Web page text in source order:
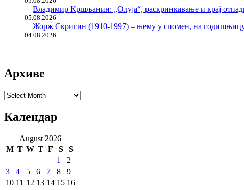
Владимир Кршљанин: „Олуја“, раскринкавање и крај
05.08.2026
Жорж Скригин (1910-1997) – њему у спомен, на
04.08.2026
Архиве
Архиве
Календар
August 2026
M T W T F S
S
1
2
3
4 5 6 7 8
9
10 11 12 13 14 15 16